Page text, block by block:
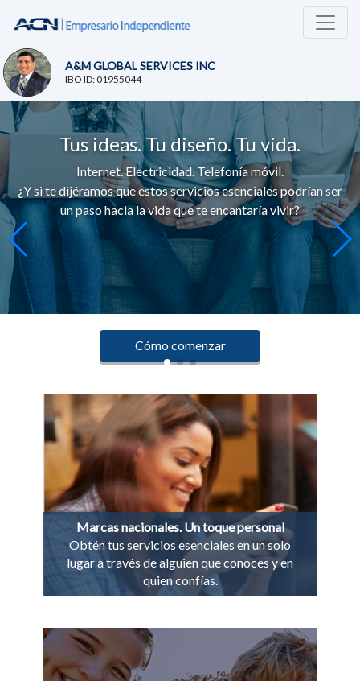
A&M GLOBAL SERVICES INC
IBO ID: 01955044
Tus ideas. Tu diseño. Tu vida.
Internet. Electricidad. Telefonía móvil.
¿Y si te dijéramos que estos servicios esenciales podrían ser
un paso hacia la vida que te encantaría vivir?
Cómo comenzar
Marcas nacionales. Un toque personal
Obtén tus servicios esenciales en un solo
lugar a través de alguien que conoces y en
quien confías.